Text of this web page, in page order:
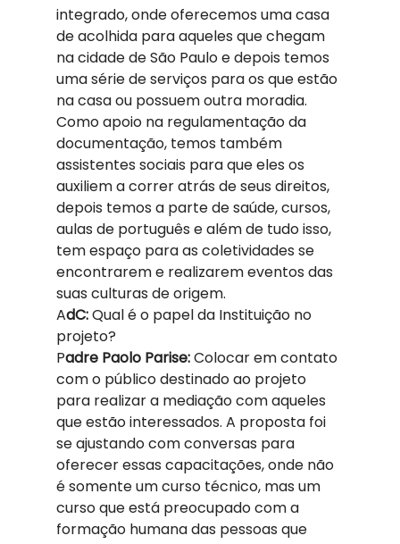
integrado, onde oferecemos uma casa
de acolhida para aqueles que chegam
na cidade de São Paulo e depois temos
uma série de serviços para os que estão
na casa ou possuem outra moradia.
Como apoio na regulamentação da
documentação, temos também
assistentes sociais para que eles os
auxiliem a correr atrás de seus direitos,
depois temos a parte de saúde, cursos,
aulas de português e além de tudo isso,
tem espaço para as coletividades se
encontrarem e realizarem eventos das
suas culturas de origem.
AdC: Qual é o papel da Instituição no
projeto?
Padre Paolo Parise: Colocar em contato
com o público destinado ao projeto
para realizar a mediação com aqueles
que estão interessados. A proposta foi
se ajustando com conversas para
oferecer essas capacitações, onde não
é somente um curso técnico, mas um
curso que está preocupado com a
formação humana das pessoas que